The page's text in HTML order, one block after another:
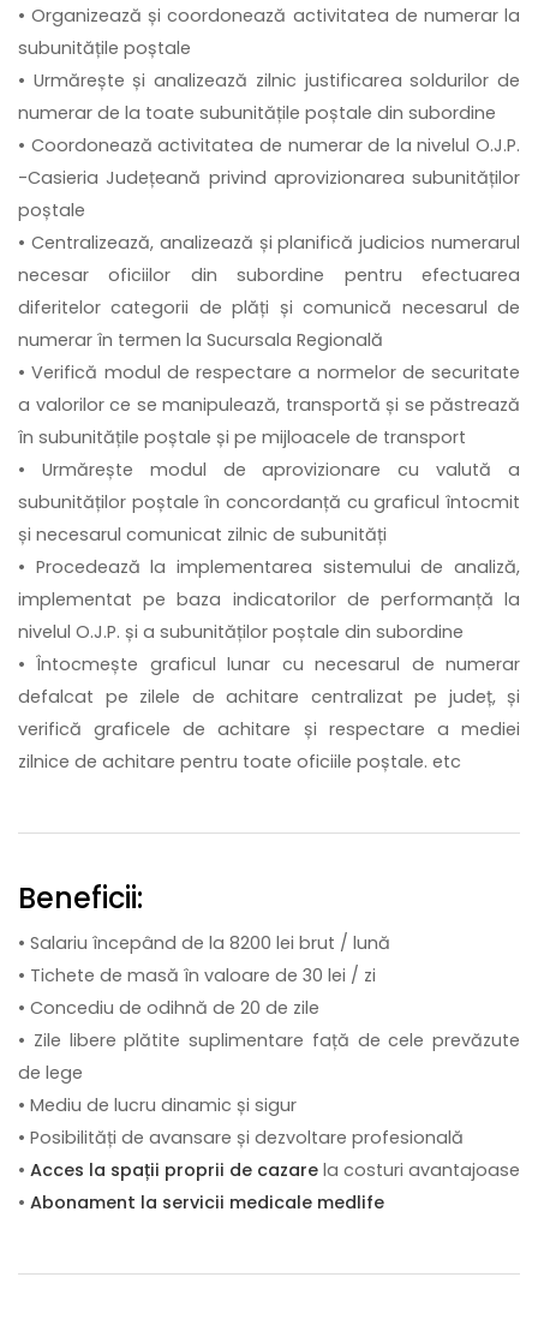
• Organizează și coordonează activitatea de numerar la
subunitățile poștale
• Urmărește și analizează zilnic justificarea soldurilor de
numerar de la toate subunitățile poștale din subordine
• Coordonează activitatea de numerar de la nivelul O.J.P.
-Casieria Județeană privind aprovizionarea subunităților
poștale
• Centralizează, analizează și planifică judicios numerarul
necesar oficiilor din subordine pentru efectuarea
diferitelor categorii de plăți și comunică necesarul de
numerar în termen la Sucursala Regională
• Verifică modul de respectare a normelor de securitate
a valorilor ce se manipulează, transportă și se păstrează
în subunitățile poștale și pe mijloacele de transport
• Urmărește modul de aprovizionare cu valută a
subunităților poștale în concordanță cu graficul întocmit
și necesarul comunicat zilnic de subunități
• Procedează la implementarea sistemului de analiză,
implementat pe baza indicatorilor de performanță la
nivelul O.J.P. și a subunităților poștale din subordine
• Întocmește graficul lunar cu necesarul de numerar
defalcat pe zilele de achitare centralizat pe județ, și
verifică graficele de achitare și respectare a mediei
zilnice de achitare pentru toate oficiile poștale. etc
Beneficii:
• Salariu începând de la 8200 lei brut / lună
• Tichete de masă în valoare de 30 lei / zi
• Concediu de odihnă de 20 de zile
• Zile libere plătite suplimentare față de cele prevăzute
de lege
• Mediu de lucru dinamic și sigur
• Posibilități de avansare și dezvoltare profesională
• Acces la spații proprii de cazare la costuri avantajoase
• Abonament la servicii medicale medlife